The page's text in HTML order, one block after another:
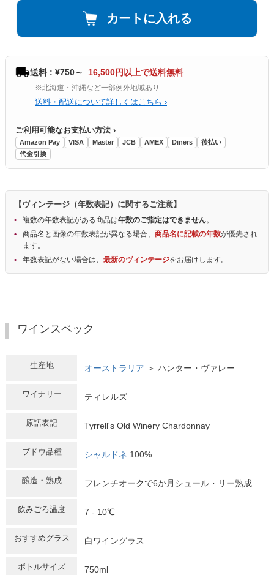
カートに入れる
送料 : ¥750～ 16,500円以上で送料無料
※北海道・沖縄など一部例外地域あり
送料・配送について詳しくはこちら ›
ご利用可能なお支払い方法 ›
Amazon Pay VISA Master JCB AMEX Diners
後払い
代金引換
【ヴィンテージ（年数表記）に関するご注意】
複数の年数表記がある商品は年数のご指定はできません。
商品名と画像の年数表記が異なる場合、 商品名に記載の年数が優先され
ます。
年数表記がない場合は、 最新のヴィンテージをお届けします。
ワインスペック
生産地 オーストラリア ＞ ハンター・ヴァレー
ワイナリー ティレルズ
原語表記 Tyrrell's Old Winery Chardonnay
ブドウ品種 シャルドネ 100%
醸造・熟成 フレンチオークで6か月シュール・リー熟成
飲みごろ温度 7 - 10℃
おすすめグラス 白ワイングラス
ボトルサイズ 750ml